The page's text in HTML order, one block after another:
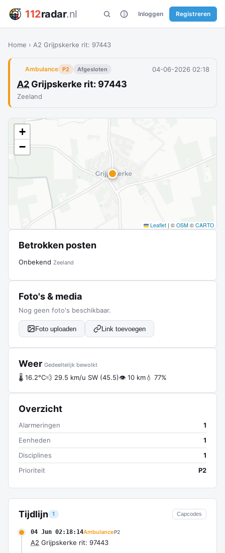
112radar.nl Inloggen Registreren
Home › A2 Grijpskerke rit: 97443
Ambulance P2 Afgesloten 04-06-2026 02:18
A2 Grijpskerke rit: 97443
Zeeland
Tijdlijn 1 Capcodes
04 Jun 02:18:14AmbulanceP2
A2 Grijpskerke rit: 97443
+
−
Leaflet | © OSM © CARTO
Betrokken posten
Onbekend Zeeland
Foto's & media
Nog geen foto's beschikbaar.
Foto uploaden Link toevoegen
Weer Gedeeltelijk bewolkt
🌡 16.2°C💨 29.5 km/u SW (45.5)👁 10 km💧 77%
Overzicht
Alarmeringen
1
Eenheden
1
Disciplines
1
Prioriteit
P2